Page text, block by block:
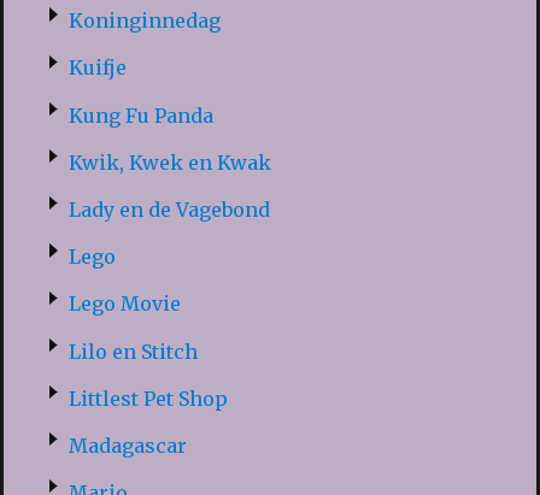
Koninginnedag
Kuifje
Kung Fu Panda
Kwik, Kwek en Kwak
Lady en de Vagebond
Lego
Lego Movie
Lilo en Stitch
Littlest Pet Shop
Madagascar